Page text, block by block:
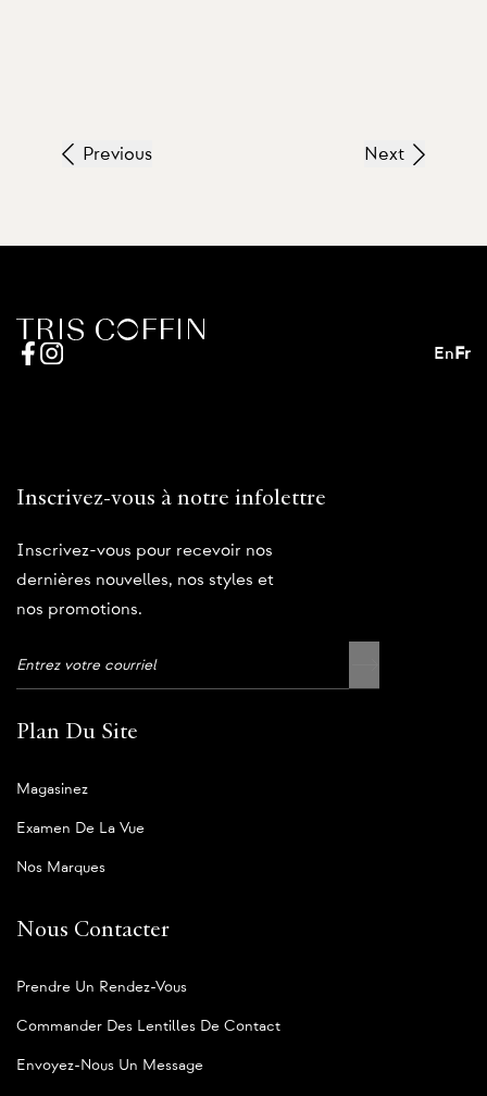
Previous Next
En Fr
Inscrivez-vous à notre infolettre
Inscrivez-vous pour recevoir nos
dernières nouvelles, nos styles et
nos promotions.
Plan Du Site
Magasinez
Examen De La Vue
Nos Marques
Nous Contacter
Prendre Un Rendez-Vous
Commander Des Lentilles De Contact
Envoyez-Nous Un Message